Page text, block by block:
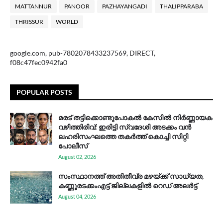
MATTANNUR PANOOR PAZHAYANGADI THALIPPARABA
THRISSUR WORLD
google.com, pub-7802078433237569, DIRECT,
f08c47fec0942fa0
POPULAR POSTS
മരട് തട്ടിക്കൊണ്ടുപോകൽ കേസിൽ നിർണ്ണായക
വഴിത്തിരിവ്: ഇരിട്ടി സ്വദേശി അടക്കം വൻ
ലഹരിസംഘത്തെ തകർത്ത് കൊച്ചി സിറ്റി
പോലീസ്
August 02, 2026
സം​സ്ഥാ​ന​ത്ത് അ​തി​തീ​വ്ര മ​ഴ​യ്ക്ക് സാ​ധ്യ​ത,
കണ്ണൂരടക്കംഎ​ട്ട് ജി​ല്ല​ക​ളി​ൽ റെ​ഡ് അ​ലർ​ട്ട്
August 04, 2026